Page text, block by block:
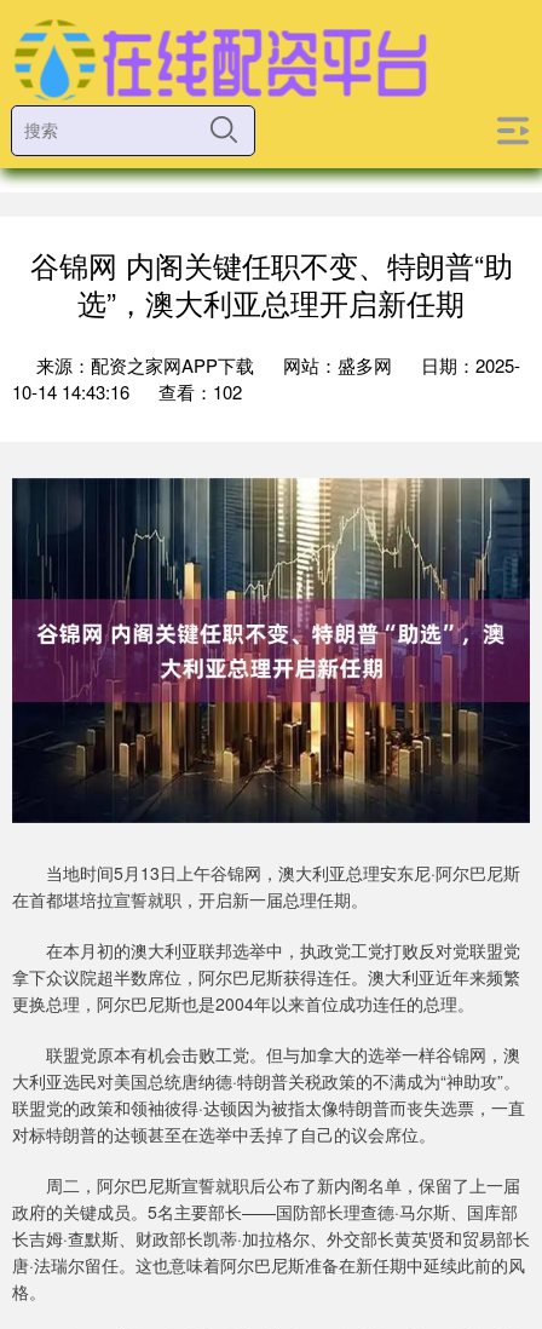
谷锦网 内阁关键任职不变、特朗普“助
选”，澳大利亚总理开启新任期
来源：配资之家网APP下载 网站：盛多网
日期：2025-
10-14 14:43:16
查看：102
当地时间5月13日上午谷锦网，澳大利亚总理安东尼·阿尔巴尼斯
在首都堪培拉宣誓就职，开启新一届总理任期。
在本月初的澳大利亚联邦选举中，执政党工党打败反对党联盟党
拿下众议院超半数席位，阿尔巴尼斯获得连任。澳大利亚近年来频繁
更换总理，阿尔巴尼斯也是2004年以来首位成功连任的总理。
联盟党原本有机会击败工党。但与加拿大的选举一样谷锦网，澳
大利亚选民对美国总统唐纳德·特朗普关税政策的不满成为“神助攻”。
联盟党的政策和领袖彼得·达顿因为被指太像特朗普而丧失选票，一直
对标特朗普的达顿甚至在选举中丢掉了自己的议会席位。
周二，阿尔巴尼斯宣誓就职后公布了新内阁名单，保留了上一届
政府的关键成员。5名主要部长——国防部长理查德·马尔斯、国库部
长吉姆·查默斯、财政部长凯蒂·加拉格尔、外交部长黄英贤和贸易部长
唐·法瑞尔留任。这也意味着阿尔巴尼斯准备在新任期中延续此前的风
格。